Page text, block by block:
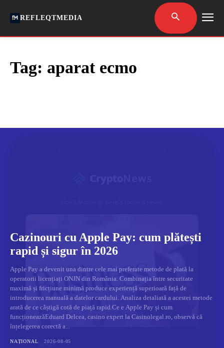
REFLEQTMEDIA
Tag: aparat ecmo
Cazinouri cu Apple Pay: cum plătești
rapid și sigur în 2026
Apple Pay a devenit una dintre cele mai preferate metode de plată la
operatorii licențiați ONJN din România. Combinația între securitate
maximă și fricțiune minimă produce experiență superioară față de
introducerea manuală a datelor cardului. Analiza detaliată a acestei metode
arată de ce câștigă cotă de piață rapid.Ce e Apple Pay și cum
funcționeazăEduard Delcea, casino expert la Casinolegal.ro, observă că
înțelegerea corectă a...
NAȚIONAL 2026-08-05